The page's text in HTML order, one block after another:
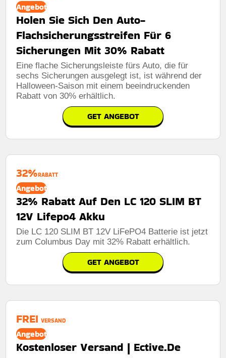
Angebot
Holen Sie Sich Den Auto-
Flachsicherungsstreifen Für 6
Sicherungen Mit 30% Rabatt
Eine flache Sicherungsleiste fürs Auto, die für
sechs Sicherungen ausgelegt ist, ist während der
Halloween-Saison mit einem beeindruckenden
Rabatt von 30% erhältlich.
GET ANGEBOT
32%RABATT
Angebot
32% Rabatt Auf Den LC 120 SLIM BT
12V Lifepo4 Akku
Die LC 120 SLIM BT 12V LiFePO4 Batterie ist jetzt
zum Columbus Day mit 32% Rabatt erhältlich.
GET ANGEBOT
FREI VERSAND
Angebot
Kostenloser Versand | Ective.De